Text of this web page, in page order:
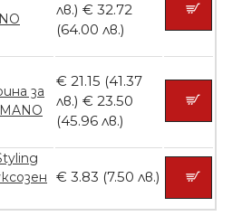
тип ренде 2в1
БЕЗПЛАТНО
тип ренде 2в1
лв.) € 32.72
(64.00 лв.)
€ 21.15 (41.37
лв.) € 23.50
(45.96 лв.)
€ 3.83 (7.50 лв.)